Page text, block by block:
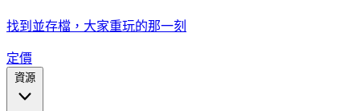
找到並存檔，大家重玩的那一刻
定價
資源